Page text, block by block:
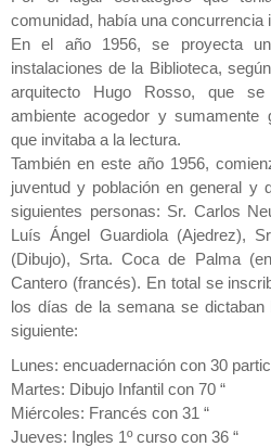
comunidad, había una concurrencia
En el año 1956, se proyecta
instalaciones de la Biblioteca,
arquitecto Hugo Rosso, que
ambiente acogedor y sumamente
que invitaba a la lectura.
También en este año 1956,
juventud y población en general y
siguientes personas: Sr. Carlos
Luís Ángel Guardiola (Ajedrez),
(Dibujo), Srta. Coca de Palma
Cantero (francés). En total se
los días de la semana se
siguiente:
Lunes: encuadernación con 30
Martes: Dibujo Infantil con 70 “
Miércoles: Francés con 31 “
Jueves: Ingles 1º curso con 36 “